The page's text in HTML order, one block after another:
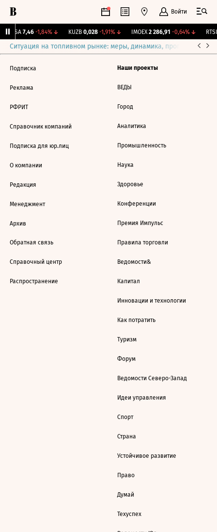
Войти
ARSA 7,46 -1,84%↓ KUZB 0,028 -1,91%↓ IMOEX 2 286,91 -0,64%↓ RTSI
Ситуация на топливном рынке: меры, динамика, прогнозы
Подписка
Реклама
РФРИТ
Справочник компаний
Подписка для юр.лиц
О компании
Редакция
Менеджмент
Архив
Обратная связь
Справочный центр
Распространение
Наши проекты
ВЕДЫ
Город
Аналитика
Промышленность
Наука
Здоровье
Конференции
Премия Импульс
Правила торговли
Ведомости&
Капитал
Инновации и технологии
Как потратить
Туризм
Форум
Ведомости Северо-Запад
Идеи управления
Спорт
Страна
Устойчивое развитие
Право
Думай
Техуспех